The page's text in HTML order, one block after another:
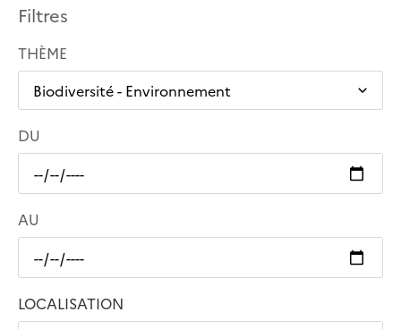
Filtres
THÈME
DU
AU
LOCALISATION